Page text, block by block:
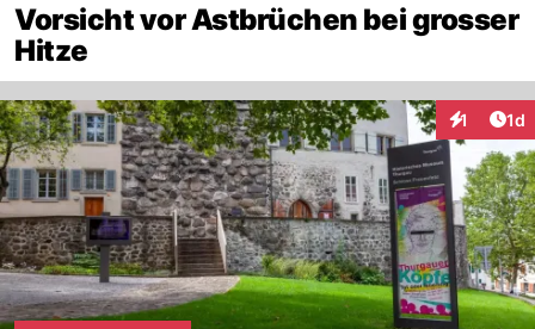
Vorsicht vor Astbrüchen bei grosser
Hitze
1 1d